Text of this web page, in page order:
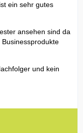
ein sehr gutes
ansehen sind da
und kein